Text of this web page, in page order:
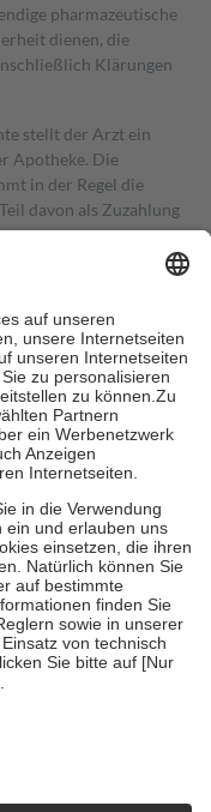
pharmazeutische
dienen, die
Klärungen
stellt der Arzt ein
Apotheke. Die
in der Regel die
davon als Zuzahlung
in Höhe von zehn
als die tatsächlichen
Online-Apotheken.
beträgt die
zehn Euro je
eigene Gesundheit zu
zu unterstützen,
18. Lebensjahr
die von der
echte Bewertungen